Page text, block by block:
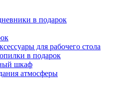
в подарок
для рабочего стола
в подарок
шкаф
атмосферы